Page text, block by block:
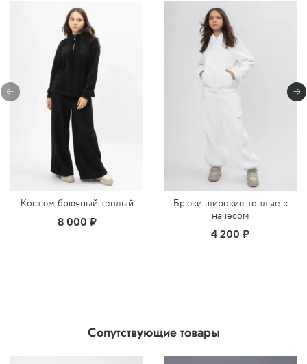
Костюм брючный теплый
8 000 ₽
Брюки широкие теплые с
начесом
4 200 ₽
Сопутствующие товары